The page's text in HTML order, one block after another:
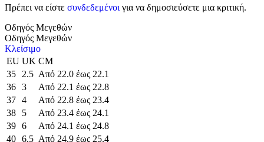
Πρέπει να είστε συνδεδεμένοι για να δημοσιεύσετε μια κριτική.
Οδηγός Μεγεθών
Οδηγός Μεγεθών
Κλείσιμο
EU UK CM
35
2.5 Από 22.0 έως 22.1
36 3
Από 22.1 έως 22.8
37 4
Από 22.8 έως 23.4
38
5
Από 23.4 έως 24.1
39 6
Από 24.1 έως 24.8
40 6.5 Από 24.9 έως 25.4